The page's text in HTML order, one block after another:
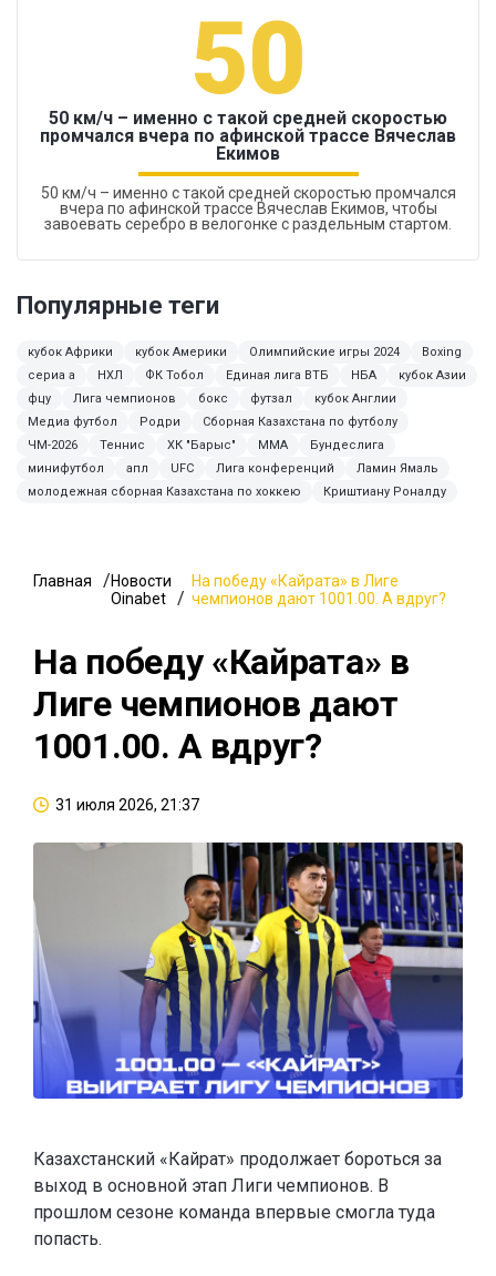
50
50 км/ч – именно с такой средней скоростью
промчался вчера по афинской трассе Вячеслав
Екимов
50 км/ч – именно с такой средней скоростью промчался
вчера по афинской трассе Вячеслав Екимов, чтобы
завоевать серебро в велогонке с раздельным стартом.
Популярные теги
кубок Африки кубок Америки Олимпийские игры 2024
Boxing
сериа а
НХЛ ФК Тобол Единая лига ВТБ НБА
кубок Азии
фцу
Лига чемпионов бокс футзал
кубок Англии
Медиа футбол
Родри
Сборная Казахстана по футболу
ЧМ-2026
Теннис ХК "Барыс" ММА
Бундеслига
минифутбол
апл UFC Лига конференций
Ламин Ямаль
молодежная сборная Казахстана по хоккею
Криштиану Роналду
Главная
Новости
Oinabet
На победу «Кайрата» в Лиге
чемпионов дают 1001.00. А вдруг?
На победу «Кайрата» в
Лиге чемпионов дают
1001.00. А вдруг?
31 июля 2026, 21:37
Казахстанский «Кайрат» продолжает бороться за
выход в основной этап Лиги чемпионов. В
прошлом сезоне команда впервые смогла туда
попасть.